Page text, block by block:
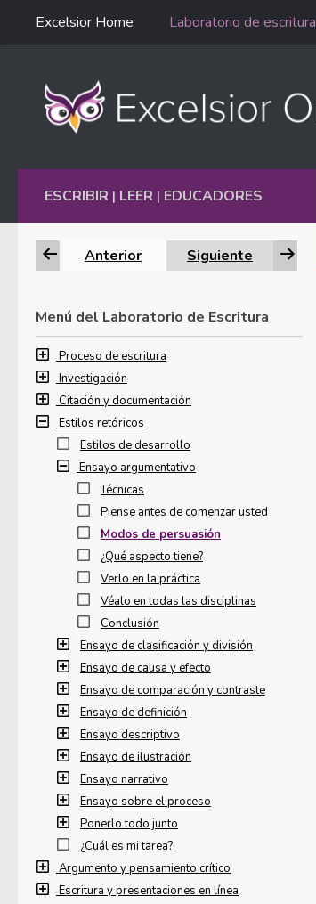
Ir al contenido
navegación
Excelsior Home Laboratorio de escritura
ESCRIBIR | LEER | EDUCADORES
Anterior Siguiente
Menú del Laboratorio de Escritura
Proceso de escritura
Investigación
Citación y documentación
Estilos retóricos
Estilos de desarrollo
Ensayo argumentativo
Técnicas
Piense antes de comenzar usted
Modos de persuasión
¿Qué aspecto tiene?
Verlo en la práctica
Véalo en todas las disciplinas
Conclusión
Ensayo de clasificación y división
Ensayo de causa y efecto
Ensayo de comparación y contraste
Ensayo de definición
Ensayo descriptivo
Ensayo de ilustración
Ensayo narrativo
Ensayo sobre el proceso
Ponerlo todo junto
¿Cuál es mi tarea?
Argumento y pensamiento crítico
Escritura y presentaciones en línea